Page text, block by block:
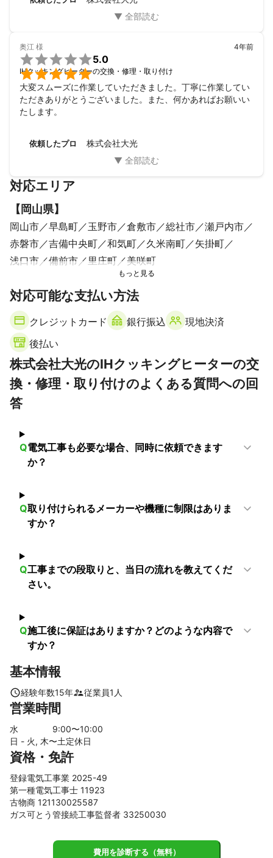
奥江 様


5.0
IHクッキングヒーターの交換・修理・取り付け
4年前
大変スムーズに作業していただきました。丁寧に作業してい
ただきありがとうございました。また、何かあればお願いい
たします。
依頼したプロ 株式会社大光
対応エリア
【 岡山県】
岡山市 早島町 玉野市 倉敷市 総社市
瀬戸内市
赤磐市
吉備中央町 和気町 久米南町
矢掛町
浅口市
備前市 里庄町 美咲町
対応可能な支払い方法
クレジットカード 銀行振込
現地決済
後払い
株式会社大光のIHクッキングヒーターの交
換・修理・取り付けのよくある質問への回
答
Q電気工事も必要な場合、同時に依頼できます
か？
Q取り付けられるメーカーや機種に制限はありま
すか？
Q工事までの段取りと、当日の流れを教えてくだ
さい。
Q施工後に保証はありますか？どのような内容で
すか？
基本情報
経験年数15年 従業員1 人
営業時間
水 9:00〜10:00
日 - 火, 木〜土定休日
資格・免許
登録電気工事業 2025-49
第一種電気工事士 11923
古物商 121130025587
ガス可とう管接続工事監督者 33250030
費用を診断する（無料）